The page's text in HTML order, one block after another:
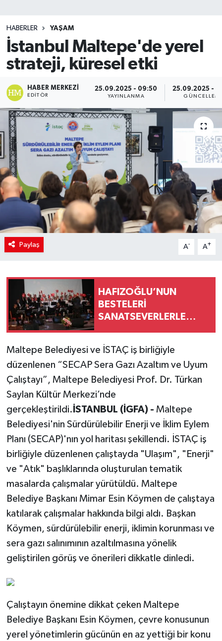
HABERLER YAŞAM
İstanbul Maltepe'de yerel
strateji, küresel etki
HABER MERKEZI
EDITÖR
25.09.2025 - 09:50
YAYINLANMA
25.09.2025 -
Paylaş A- A+
HAFIZOĞLU’NUN
BESTELERİ
SANATSEVERLERLE
Maltepe Belediyesi ve İSTAÇ iş birliğiyle
düzenlenen “SECAP Sera Gazı Azaltım ve Uyum
Çalıştayı”, Maltepe Belediyesi Prof. Dr. Türkan
Saylan Kültür Merkezi’nde
gerçekleştirildi. İSTANBUL (İGFA) - Maltepe
Belediyesi'nin Sürdürülebilir Enerji ve İklim Eylem
Planı (SECAP)'nın yol haritası şekillendi. İSTAÇ iş
birliğiyle düzenlenen çalıştayda "Ulaşım", "Enerji"
ve "Atık" başlıklarında oluşturulan tematik
masalarda çalışmalar yürütüldü. Maltepe
Belediye Başkanı Mimar Esin Köymen de çalıştaya
katılarak çalışmalar hakkında bilgi aldı. Başkan
Köymen, sürdürülebilir enerji, iklimin korunması ve
sera gazı salınımının azaltılmasına yönelik
geliştirilen görüş ve önerileri dikkatle dinledi.
Çalıştayın önemine dikkat çeken Maltepe
Belediye Başkanı Esin Köymen, çevre konusunun
yerel yönetimlerin gücünün en az yettiği bir konu
Teknoloji
TRABZON
TRABZONSPOR
Yaşam